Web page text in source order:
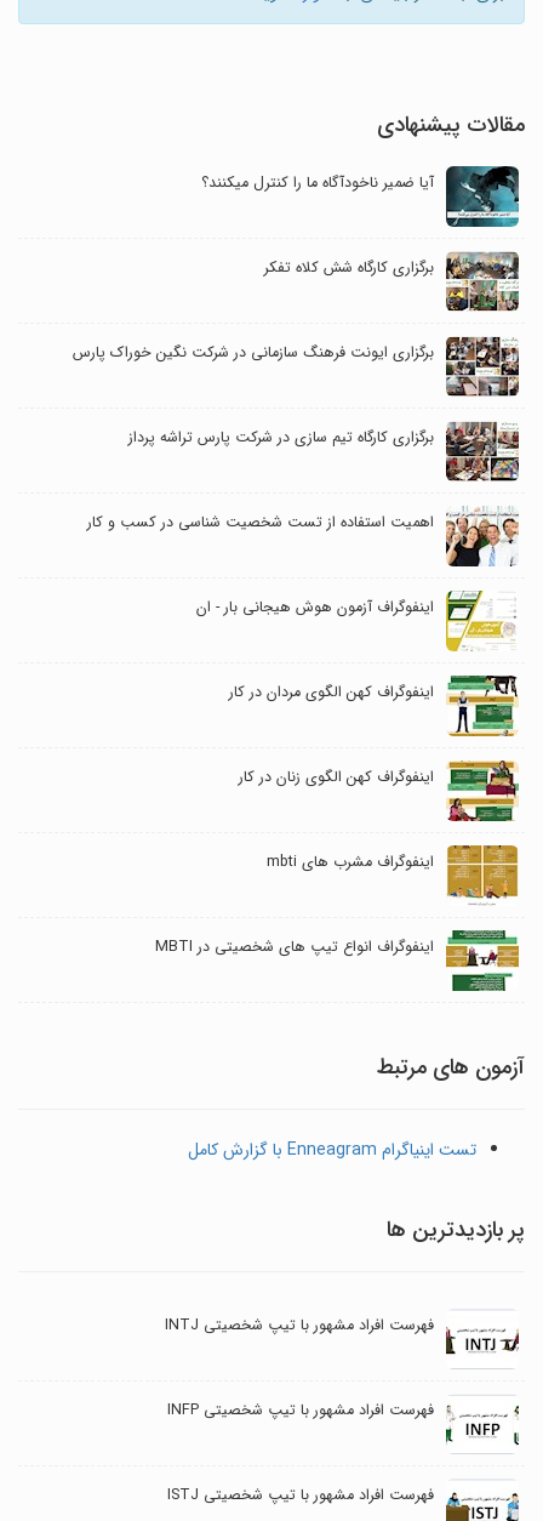
مقالات پیشنهادی
آیا ضمیر ناخودآگاه ما را کنترل می‎کنند؟
برگزاری کارگاه شش کلاه تفکر
برگزاری ایونت فرهنگ سازمانی در شرکت نگین خوراک پارس
برگزاری کارگاه تیم سازی در شرکت پارس تراشه پرداز
اهمیت استفاده از تست شخصیت شناسی در کسب و کار
اینفوگراف آزمون هوش هیجانی بار - ان
اینفوگراف کهن الگوی مردان در کار
اینفوگراف کهن الگوی زنان در کار
اینفوگراف مشرب های mbti
اینفوگراف انواع تیپ های شخصیتی در MBTI
آزمون های مرتبط
تست اینیاگرام Enneagram با گزارش کامل
پر بازدیدترین ها
فهرست افراد مشهور با تیپ شخصیتی INTJ
فهرست افراد مشهور با تیپ شخصیتی INFP
فهرست افراد مشهور با تیپ شخصیتی ISTJ